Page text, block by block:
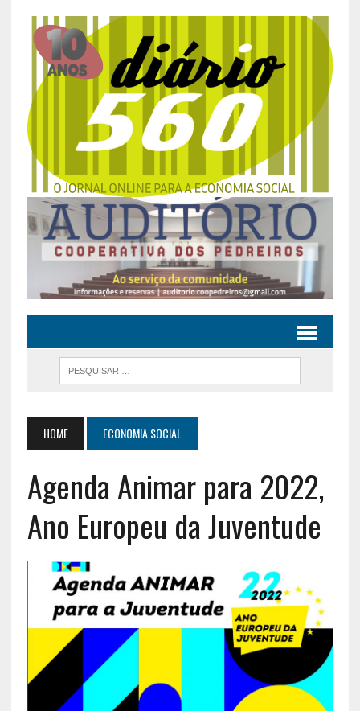
HOME ECONOMIA SOCIAL
Agenda Animar para 2022,
Ano Europeu da Juventude